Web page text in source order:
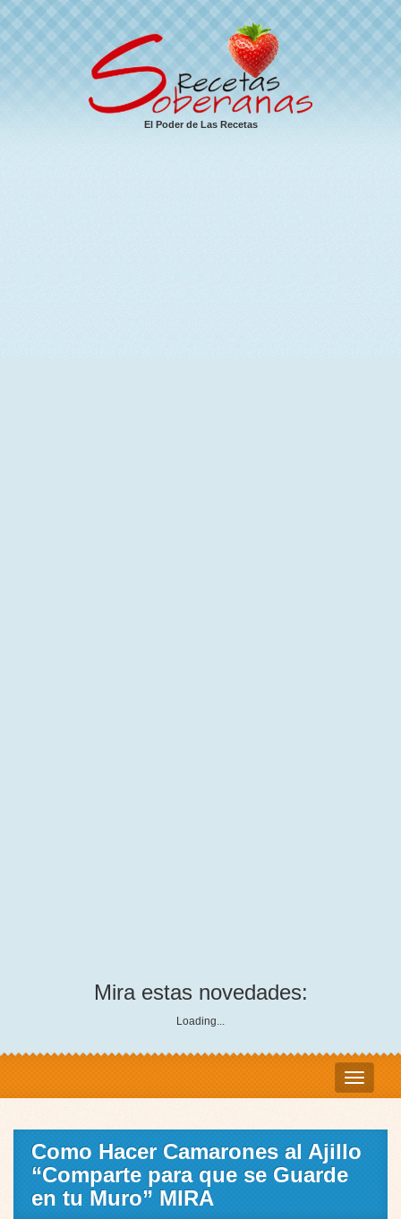
El Poder de Las Recetas
Mira estas novedades:
Loading...
Como Hacer Camarones al Ajillo
“Comparte para que se Guarde
en tu Muro” MIRA